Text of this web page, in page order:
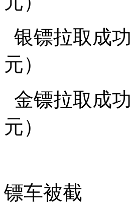
银镖拉取成
元）
金镖拉取成
元）
镖车被截